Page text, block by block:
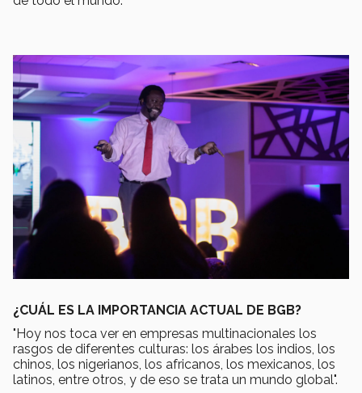
¿CUÁL ES LA IMPORTANCIA ACTUAL DE BGB?
"Hoy nos toca ver en empresas multinacionales los
rasgos de diferentes culturas: los árabes los indios, los
chinos, los nigerianos, los africanos, los mexicanos, los
latinos, entre otros, y de eso se trata un mundo global".